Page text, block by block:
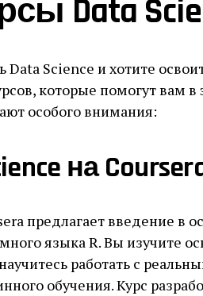
Data
Science и хотите
которые помогут вам в
особого внимания:
на
предлагает введение в
языка R. Вы изучите
работать с
обучения. Курс